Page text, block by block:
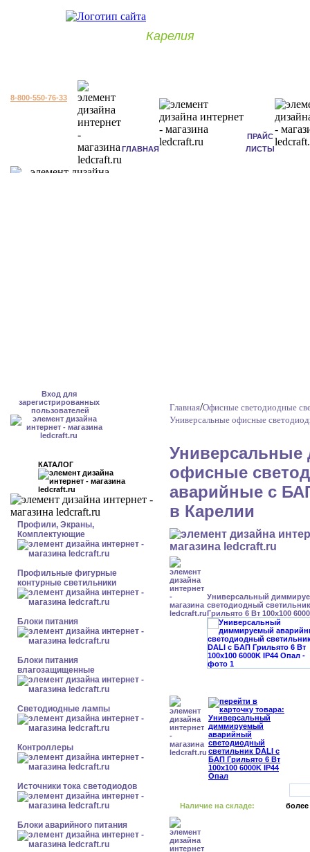
Карелия
8-800-550-76-33
ГЛАВНАЯ
ПРАЙС
ЛИСТЫ
Вход для
зарегистрированных
пользователей
КАТАЛОГ
Профили, Экраны,
Комплектующие
Профильные фигурные
контурные светильники
Блоки питания
Блоки питания
влагозащищенные
Светодиодные лампы
Контроллеры
Источники тока светодиодов
Блоки аварийного питания
Главная/Офисные светодиодные
Универсальные офисные
офисные
аварийные с
в Карелии
Универсальный
светодиодный
Грильято 6 Вт 100x100
Наличие на складе: более